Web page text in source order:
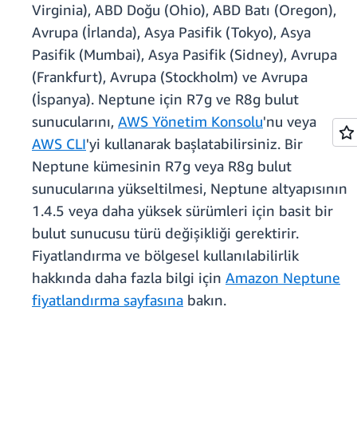
Virginia), ABD Doğu (Ohio), ABD Batı (Oregon),
Avrupa (İrlanda), Asya Pasifik (Tokyo), Asya
Pasifik (Mumbai), Asya Pasifik (Sidney), Avrupa
(Frankfurt), Avrupa (Stockholm) ve Avrupa
(İspanya). Neptune için R7g ve R8g bulut
sunucularını, AWS Yönetim Konsolu'nu veya
AWS CLI'yi kullanarak başlatabilirsiniz. Bir
Neptune kümesinin R7g veya R8g bulut
sunucularına yükseltilmesi, Neptune altyapısının
1.4.5 veya daha yüksek sürümleri için basit bir
bulut sunucusu türü değişikliği gerektirir.
Fiyatlandırma ve bölgesel kullanılabilirlik
hakkında daha fazla bilgi için Amazon Neptune
fiyatlandırma sayfasına bakın.